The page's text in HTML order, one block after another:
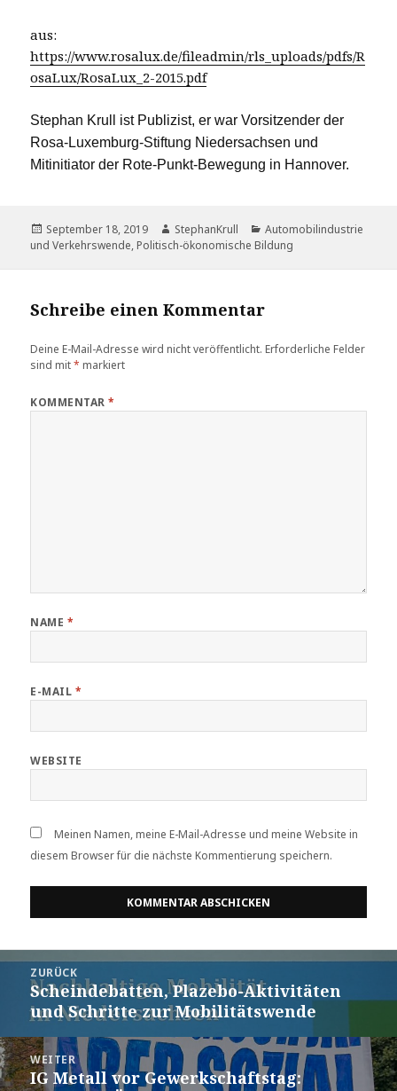
aus:
https://www.rosalux.de/fileadmin/rls_uploads/pdfs/R
osaLux/RosaLux_2-2015.pdf
Stephan Krull ist Publizist, er war Vorsitzender der
Rosa-Luxemburg-Stiftung Niedersachsen und
Mitinitiator der Rote-Punkt-Bewegung in Hannover.
Veröffentlicht
am
September 18, 2019 Autor
StephanKrull Kategorien
Automobilindustrie
und Verkehrswende, Politisch-ökonomische Bildung
Schreibe einen Kommentar
Deine E-Mail-Adresse wird nicht veröffentlicht. Erforderliche Felder
sind mit* markiert
KOMMENTAR*
NAME *
E-MAIL *
WEBSITE
Meinen Namen, meine E-Mail-Adresse und meine Website in
diesem Browser für die nächste Kommentierung speichern.
Beitrags-
Navigation
ZURÜCK
Vorheriger
Beitrag:
Scheindebatten, Plazebo-Aktivitäten
und Schritte zur Mobilitätswende
WEITER
Nächster
IG Metall vor Gewerkschaftstag: